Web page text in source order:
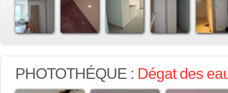
PHOTOTHÉQUE : Dégat des